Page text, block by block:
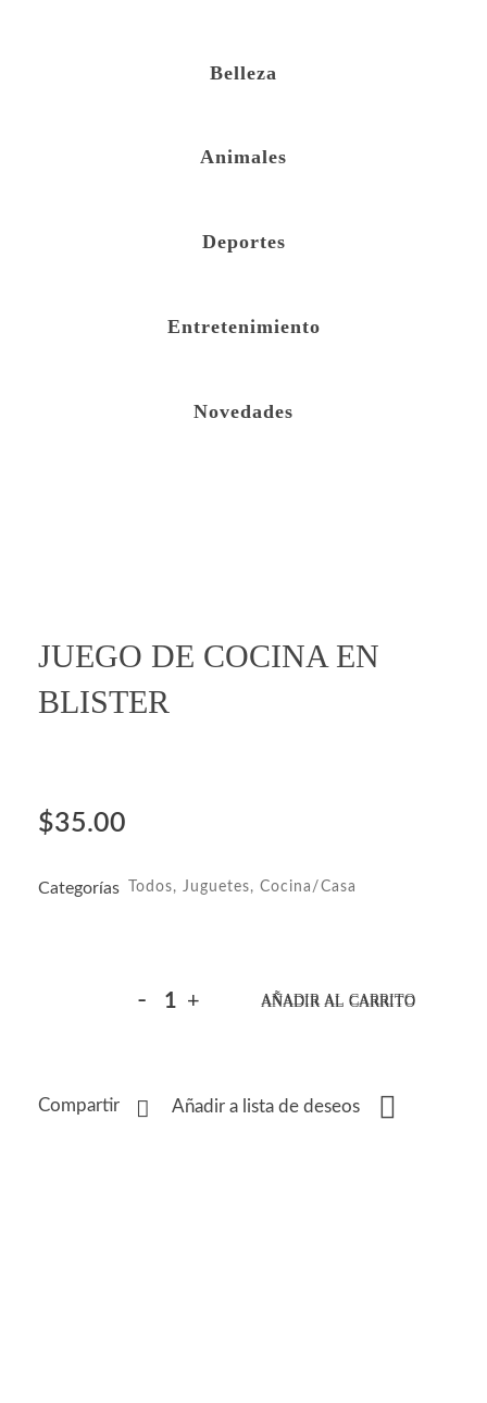
Belleza
Animales
Deportes
Entretenimiento
Novedades
JUEGO DE COCINA EN
BLISTER
$35.00
AÑADIR AL CARRITO
Añadir a lista de deseos
Compartir
Categorías Todos,Juguetes,Cocina/Casa